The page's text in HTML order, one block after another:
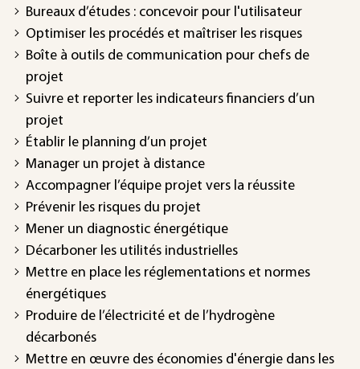
Bureaux d’études : concevoir pour l'utilisateur
Optimiser les procédés et maîtriser les risques
Boîte à outils de communication pour chefs de
projet
Suivre et reporter les indicateurs financiers d’un
projet
Établir le planning d’un projet
Manager un projet à distance
Accompagner l’équipe projet vers la réussite
Prévenir les risques du projet
Mener un diagnostic énergétique
Décarboner les utilités industrielles
Mettre en place les réglementations et normes
énergétiques
Produire de l’électricité et de l’hydrogène
décarbonés
Mettre en œuvre des économies d'énergie dans les